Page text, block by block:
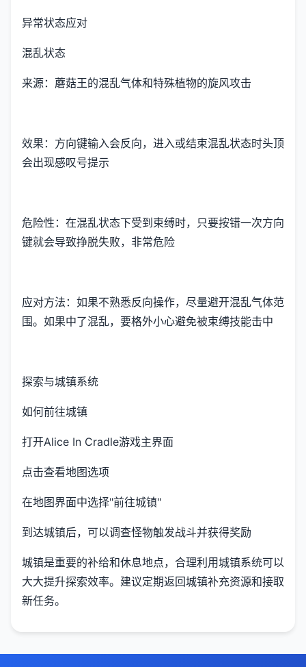
异常状态应对
混乱状态
来源：蘑菇王的混乱气体和特殊植物的旋风攻击
效果：方向键输入会反向，进入或结束混乱状态时头顶
会出现感叹号提示
危险性：在混乱状态下受到束缚时，只要按错一次方向
键就会导致挣脱失败，非常危险
应对方法：如果不熟悉反向操作，尽量避开混乱气体范
围。如果中了混乱，要格外小心避免被束缚技能击中
探索与城镇系统
如何前往城镇
打开Alice In Cradle游戏主界面
点击查看地图选项
在地图界面中选择"前往城镇"
到达城镇后，可以调查怪物触发战斗并获得奖励
城镇是重要的补给和休息地点，合理利用城镇系统可以
大大提升探索效率。建议定期返回城镇补充资源和接取
新任务。